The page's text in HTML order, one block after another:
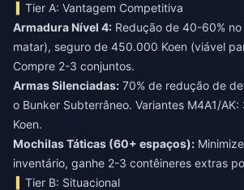
Tier A: Vantagem Competitiva
Armadura Nível 4: Redução de 40-60%
matar), seguro de 450.000 Koen (viável
Compre 2-3 conjuntos.
Armas Silenciadas: 70% de redução de
o Bunker Subterrâneo. Variantes M4A1/
Koen.
Mochilas Táticas (60+ espaços):
inventário, ganhe 2-3 contêineres extras
Tier B: Situacional